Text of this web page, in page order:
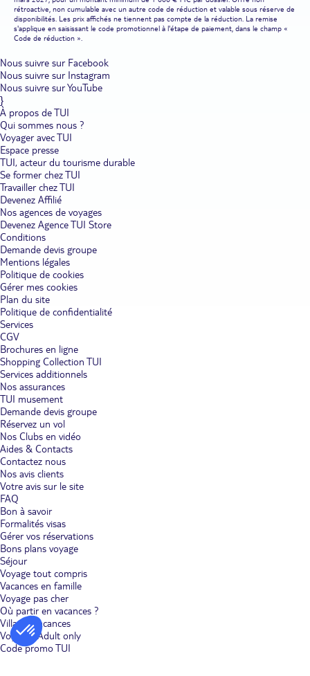
rétroactive, non cumulable avec un autre code de réduction et valable sous réserve de
disponibilités. Les prix affichés ne tiennent pas compte de la réduction. La remise
s'applique en saisissant le code promotionnel à l'étape de paiement, dans le champ «
Code de réduction ».
Nous suivre sur Facebook
Nous suivre sur Instagram
Nous suivre sur YouTube
}
À propos de TUI
Qui sommes nous ?
Voyager avec TUI
Espace presse
TUI, acteur du tourisme durable
Se former chez TUI
Travailler chez TUI
Devenez Affilié
Nos agences de voyages
Devenez Agence TUI Store
Conditions
Demande devis groupe
Mentions légales
Politique de cookies
Gérer mes cookies
Plan du site
Politique de confidentialité
Services
CGV
Brochures en ligne
Shopping Collection TUI
Services additionnels
Nos assurances
TUI musement
Demande devis groupe
Réservez un vol
Nos Clubs en vidéo
Aides & Contacts
Contactez nous
Nos avis clients
Votre avis sur le site
FAQ
Bon à savoir
Formalités visas
Gérer vos réservations
Bons plans voyage
Séjour
Voyage tout compris
Vacances en famille
Voyage pas cher
Où partir en vacances ?
Villages vacances
Voyages Adult only
Code promo TUI